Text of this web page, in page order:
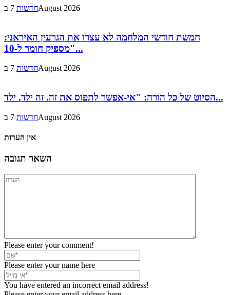
חדשות7 בAugust 2026
חמשת חודשי המלחמה לא עצרו את הגרעין האיראני:
"מספיק חומר ל-10...
חדשות7 בAugust 2026
הסיוט של כל הורה: "אי-אפשר לתפוס את זה. זה ילד. ילד...
חדשות7 בAugust 2026
אין הערות
השאר תגובה
Please enter your comment!
Please enter your name here
You have entered an incorrect email address!